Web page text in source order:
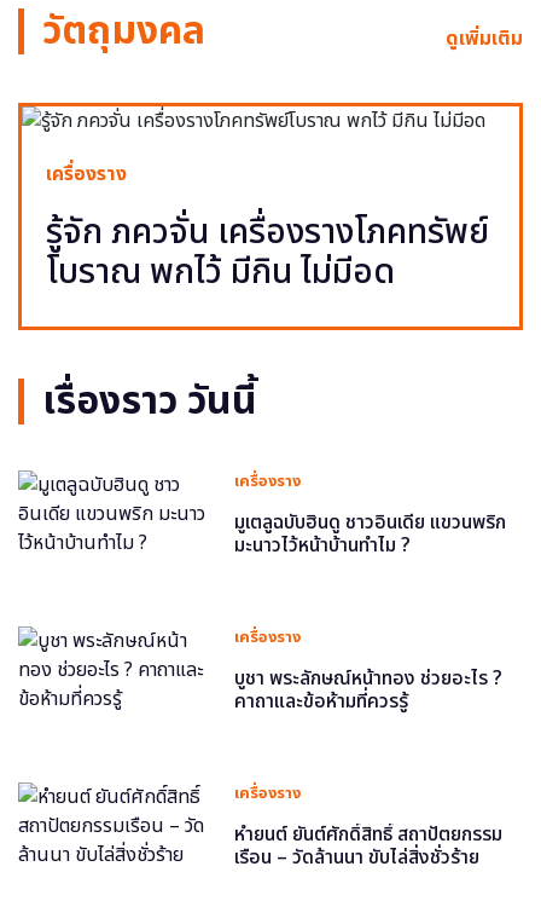
วัตถุมงคล ดูเพิ่มเติม
เครื่องราง
รู้จัก ภควจั่น เครื่องรางโภคทรัพย์
โบราณ พกไว้ มีกิน ไม่มีอด
เรื่องราว วันนี้
เครื่องราง
มูเตลูฉบับฮินดู ชาวอินเดีย แขวนพริก
มะนาวไว้หน้าบ้านทำไม ?
เครื่องราง
บูชา พระลักษณ์หน้าทอง ช่วยอะไร ?
คาถาและข้อห้ามที่ควรรู้
เครื่องราง
หำยนต์ ยันต์ศักดิ์สิทธิ์ สถาปัตยกรรม
เรือน – วัดล้านนา ขับไล่สิ่งชั่วร้าย